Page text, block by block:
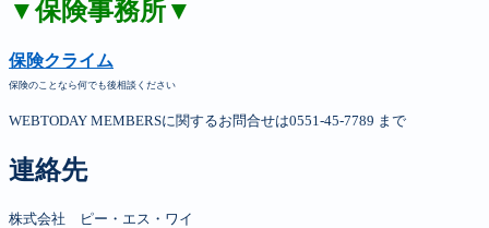
▼保険事務所▼
保険クライム
保険のことなら何でも後相談ください
WEBTODAY MEMBERSに関するお問合せは0551-45-7789 まで
連絡先
株式会社　ピー・エス・ワイ